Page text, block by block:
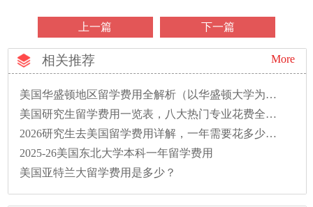
上一篇 下一篇
相关推荐 More
美国华盛顿地区留学费用全解析（以华盛顿大学为例）
美国研究生留学费用一览表，八大热门专业花费全解析
2026研究生去美国留学费用详解，一年需要花多少钱？
2025-26美国东北大学本科一年留学费用
美国亚特兰大留学费用是多少？